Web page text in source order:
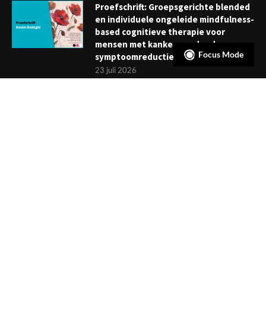
Proefschrift: Groepsgerichte blended
en individuele ongeleide mindfulness-
based cognitieve therapie voor
mensen met kanker: verder dan
symptoomreductie
23 juli 2026
Focus Mode